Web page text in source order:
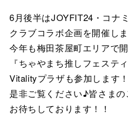
6月後半はJOYFIT24・コナ
クラブコラボ企画を開催し
今年も梅田茶屋町エリアで
『ちゃやまち推しフェステ
Vitalityプラザも参加します
是非ご覧ください♪皆さまの
お待ちしております！！